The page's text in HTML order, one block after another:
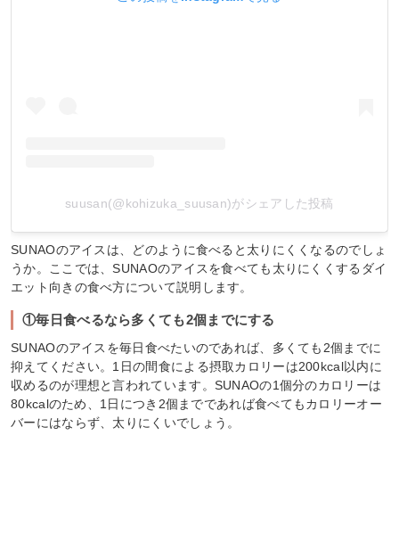
suusan(@kohizuka_suusan)がシェアした投稿
SUNAOのアイスは、どのように食べると太りにくくなるのでしょ
うか。ここでは、SUNAOのアイスを食べても太りにくくするダイ
エット向きの食べ方について説明します。
①毎日食べるなら多くても2個までにする
SUNAOのアイスを毎日食べたいのであれば、多くても2個までに
抑えてください。1日の間食による摂取カロリーは200kcal以内に
収めるのが理想と言われています。SUNAOの1個分のカロリーは
80kcalのため、1日につき2個までであれば食べてもカロリーオー
バーにはならず、太りにくいでしょう。